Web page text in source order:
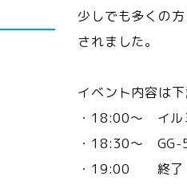
少しでも多くの
されました。
イベント内容は下
・18:00〜 イル
・18:30〜 GG-5
・19:00 終了